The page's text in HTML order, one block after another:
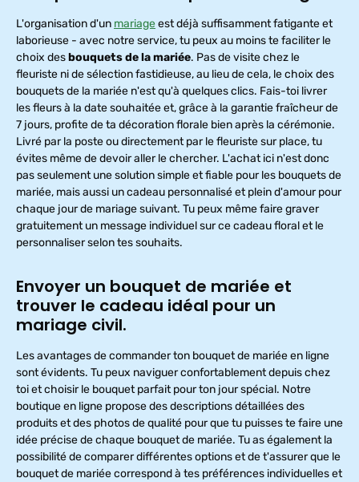
L'organisation d'un mariageest déjà suffisamment fatigante et
laborieuse - avec notre service, tu peux au moins te faciliter le
choix desbouquets de la mariée. Pas de visite chez le
fleuriste ni de sélection fastidieuse, au lieu de cela, le choix des
bouquets de la mariée n'est qu'à quelques clics. Fais-toi livrer
les fleurs à la date souhaitée et, grâce à la garantie fraîcheur de
7 jours, profite de ta décoration florale bien après la cérémonie.
Livré par la poste ou directement par le fleuriste sur place, tu
évites même de devoir aller le chercher. L'achat ici n'est donc
pas seulement une solution simple et fiable pour les bouquets de
mariée, mais aussi un cadeau personnalisé et plein d'amour pour
chaque jour de mariage suivant. Tu peux même faire graver
gratuitement un message individuel sur ce cadeau floral et le
personnaliser selon tes souhaits.
Envoyer un bouquet de mariée et
trouver le cadeau idéal pour un
mariage civil.
Les avantages de commander ton bouquet de mariée en ligne
sont évidents. Tu peux naviguer confortablement depuis chez
toi et choisir le bouquet parfait pour ton jour spécial. Notre
boutique en ligne propose des descriptions détaillées des
produits et des photos de qualité pour que tu puisses te faire une
idée précise de chaque bouquet de mariée. Tu as également la
possibilité de comparer différentes options et de t'assurer que le
bouquet de mariée correspond à tes préférences individuelles et